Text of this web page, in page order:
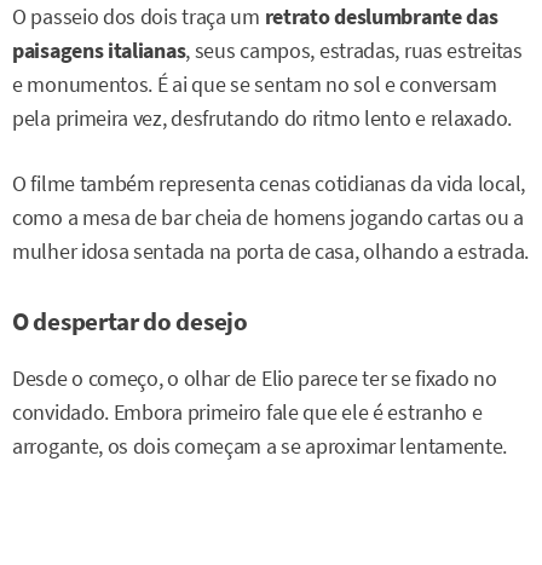
O passeio dos dois traça um retrato deslumbrante das
paisagens italianas, seus campos, estradas, ruas estreitas
e monumentos. É ai que se sentam no sol e conversam
pela primeira vez, desfrutando do ritmo lento e relaxado.
O filme também representa cenas cotidianas da vida local,
como a mesa de bar cheia de homens jogando cartas ou a
mulher idosa sentada na porta de casa, olhando a estrada.
O despertar do desejo
Desde o começo, o olhar de Elio parece ter se fixado no
convidado. Embora primeiro fale que ele é estranho e
arrogante, os dois começam a se aproximar lentamente.